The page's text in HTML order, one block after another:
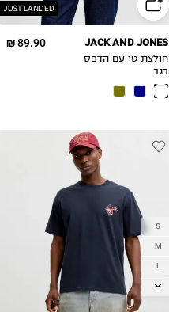
JUST LANDED
89.90 ₪ JACK AND JONES
חולצת טי עם הדפס
בגב
S
M
L
XL